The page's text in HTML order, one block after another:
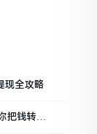
现全攻略
把钱转进